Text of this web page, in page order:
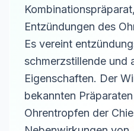
Entzündungen des
Es vereint
schmerzstillende und
Eigenschaften. Der
bekannten
Ohrentropfen der